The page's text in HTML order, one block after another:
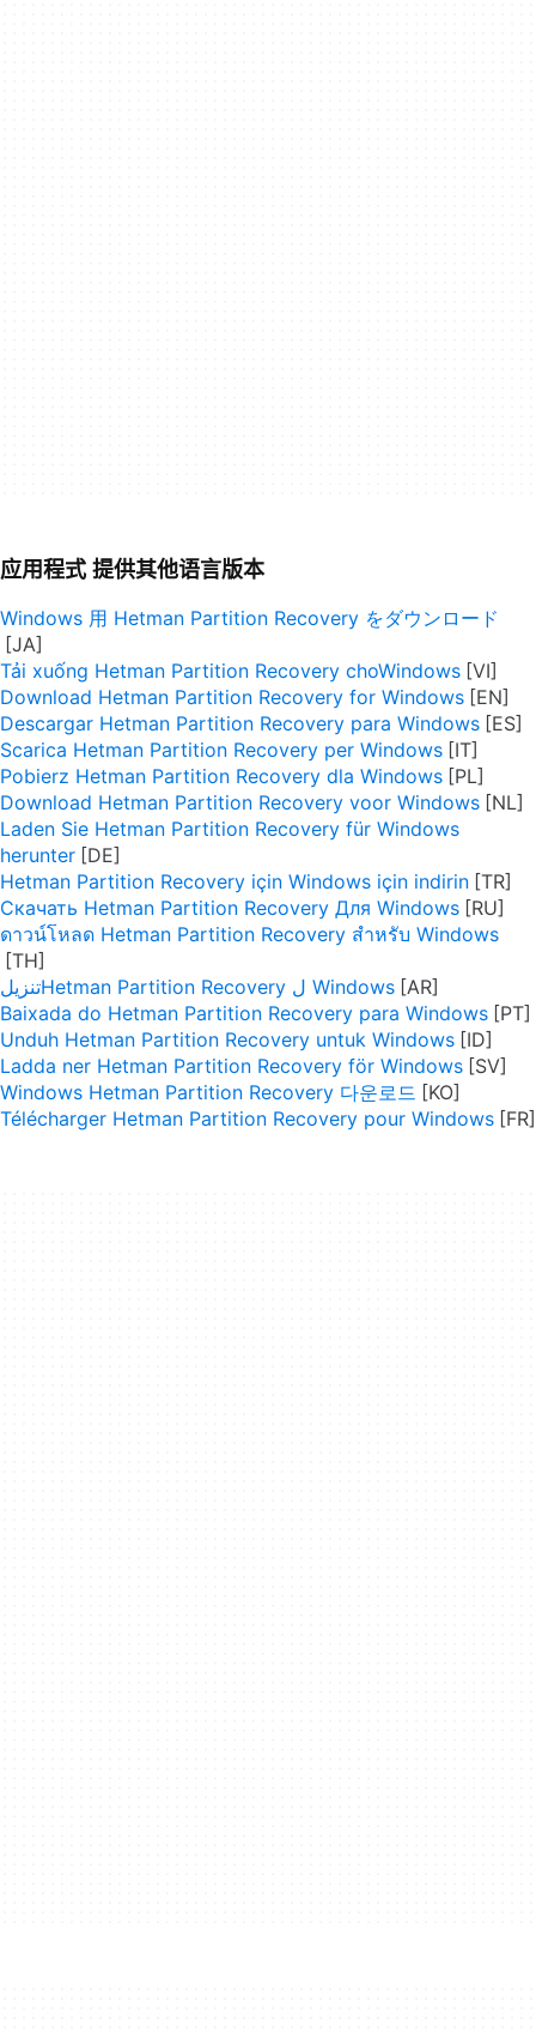
应用程式 提供其他语言版本
Windows 用 Hetman Partition Recovery をダウンロード
Tải xuống Hetman Partition Recovery choWindows
Download Hetman Partition Recovery for Windows
Descargar Hetman Partition Recovery para Windows
Scarica Hetman Partition Recovery per Windows
Pobierz Hetman Partition Recovery dla Windows
Download Hetman Partition Recovery voor Windows
Laden Sie Hetman Partition Recovery für Windows
herunter
Hetman Partition Recovery için Windows için indirin
Скачать Hetman Partition Recovery Для Windows
ดาวน์โหลด Hetman Partition Recovery สำหรับ Windows
تنزيلHetman Partition Recovery ل Windows
Baixada do Hetman Partition Recovery para Windows
Unduh Hetman Partition Recovery untuk Windows
Ladda ner Hetman Partition Recovery för Windows
Windows Hetman Partition Recovery 다운로드
Télécharger Hetman Partition Recovery pour Windows